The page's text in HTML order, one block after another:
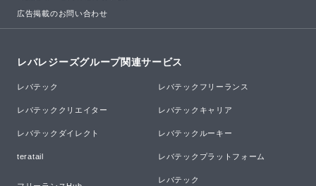
広告掲載のお問い合わせ
レバレジーズグループ関連サービス
レバテック レバテックフリーランス
レバテッククリエイター レバテックキャリア
レバテックダイレクト レバテックルーキー
teratail レバテックプラットフォーム
レバテック